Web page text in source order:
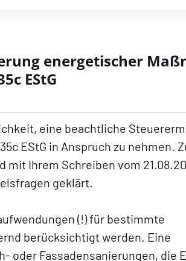
energetischer
EStG
eine beachtliche
EStG in Anspruch zu nehmen.
Ihrem Schreiben vom
geklärt.
(!) für bestimmte
berücksichtigt werden. Eine
oder Fassadensanierungen, die